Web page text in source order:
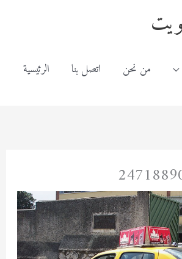
من نحن اتصل بنا الرئيسية